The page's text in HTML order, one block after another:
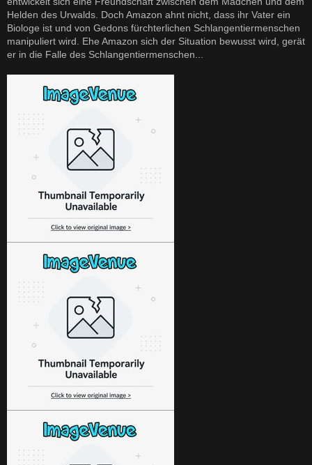
Helden des Urwalds. Doch Amazon ahnt nicht, dass ihr Vater ein
Biologe ist und von Gedons fürchterlichen Schlangentiermenschen
manipuliert wird. Ehe Amazon sich der Situation bewusst wird, gerät
er in die Falle des Schlangentiermenschen...